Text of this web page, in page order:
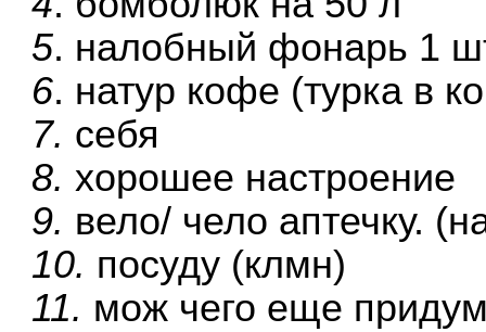
5. налобный фонарь 1
6. натур кофе (турка в
7. себя
8. хорошее настроение
9. вело/ чело аптечку.
10. посуду (клмн)
11. мож чего еще